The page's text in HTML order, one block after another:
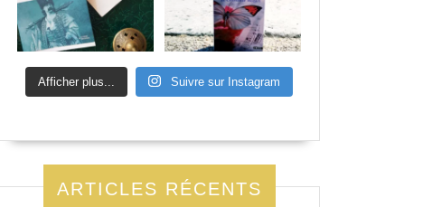
Afficher plus... Suivre sur Instagram
ARTICLES RÉCENTS